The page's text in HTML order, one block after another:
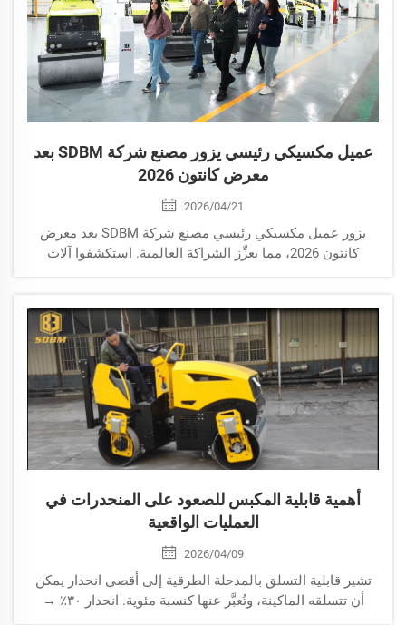
عميل مكسيكي رئيسي يزور مصنع شركة SDBM بعد
معرض كانتون 2026
2026/04/21
يزور عميل مكسيكي رئيسي مصنع شركة SDBM بعد معرض
كانتون 2026، مما يعزِّز الشراكة العالمية. استكشفوا آلات
أهمية قابلية المكبس للصعود على المنحدرات في
العمليات الواقعية
2026/04/09
تشير قابلية التسلق بالمدحلة الطرقية إلى أقصى انحدار يمكن
أن تتسلقه الماكينة، وتُعبَّر عنها كنسبة مئوية. انحدار ٣٠٪ →